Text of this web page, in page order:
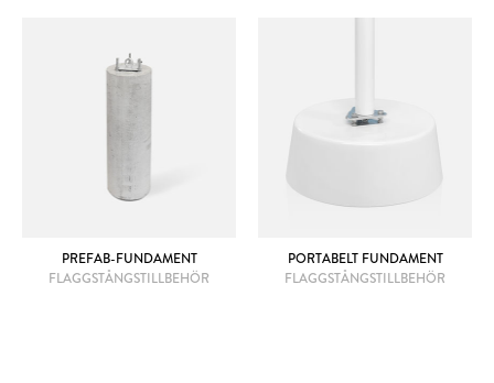
PREFAB-FUNDAMENT
FLAGGSTÅNGSTILLBEHÖR
PORTABELT FUNDAMENT
FLAGGSTÅNGSTILLBEHÖR